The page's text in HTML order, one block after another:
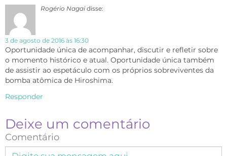
Rogério Nagai disse:
3 de agosto de 2016 às 16:30
Oportunidade única de acompanhar, discutir e refletir sobre
o momento histórico e atual. Oportunidade única também
de assistir ao espetáculo com os próprios sobreviventes da
bomba atômica de Hiroshima.
Responder
Deixe um comentário
Comentário